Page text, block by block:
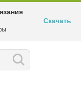
Скачать